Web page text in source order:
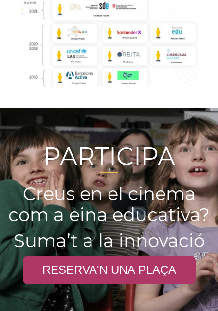
PARTICIPA
Creus en el cinema
com a eina educativa?
Suma’t a la innovació
RESERVA'N UNA PLAÇA